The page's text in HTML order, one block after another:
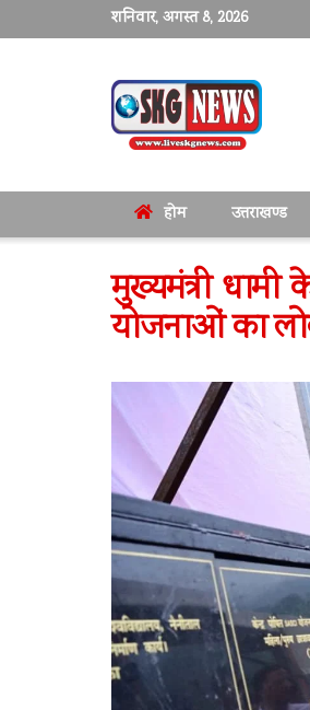
शनिवार, अगस्त 8, 2026
होम उत्तराखण्ड
मुख्यमंत्री धामी
योजनाओं का